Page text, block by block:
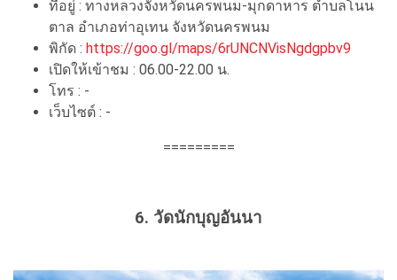
ที่อยู่ : ทางหลวงจังหวัดนครพนม-มุกดาหาร ตำบลโนน
ตาล อำเภอท่าอุเทน จังหวัดนครพนม
พิกัด : https://goo.gl/maps/6rUNCNVisNgdgpbv9
เปิดให้เข้าชม : 06.00-22.00 น.
โทร : -
เว็บไซต์ : -
=========
6. วัดนักบุญอันนา